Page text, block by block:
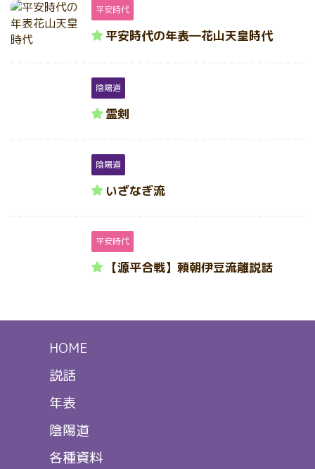
平安時代
平安時代の年表―花山天皇時代
陰陽道
霊剣
陰陽道
いざなぎ流
平安時代
【源平合戦】頼朝伊豆流離説話
HOME
説話
年表
陰陽道
各種資料